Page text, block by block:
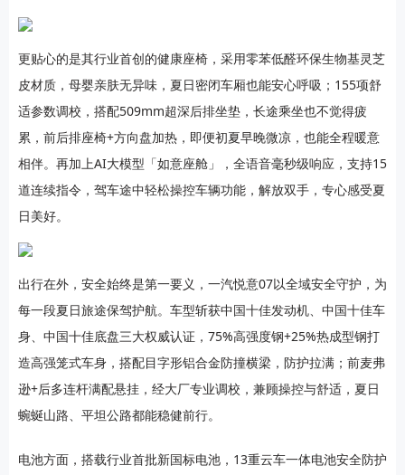
更贴心的是其行业首创的健康座椅，采用零苯低醛环保生物基灵芝
皮材质，母婴亲肤无异味，夏日密闭车厢也能安心呼吸；155项舒
适参数调校，搭配509mm超深后排坐垫，长途乘坐也不觉得疲
累，前后排座椅+方向盘加热，即便初夏早晚微凉，也能全程暖意
相伴。再加上AI大模型「如意座舱」，全语音毫秒级响应，支持15
道连续指令，驾车途中轻松操控车辆功能，解放双手，专心感受夏
日美好。
出行在外，安全始终是第一要义，一汽悦意07以全域安全守护，为
每一段夏日旅途保驾护航。车型斩获中国十佳发动机、中国十佳车
身、中国十佳底盘三大权威认证，75%高强度钢+25%热成型钢打
造高强笼式车身，搭配目字形铝合金防撞横梁，防护拉满；前麦弗
逊+后多连杆满配悬挂，经大厂专业调校，兼顾操控与舒适，夏日
蜿蜒山路、平坦公路都能稳健前行。
电池方面，搭载行业首批新国标电池，13重云车一体电池安全防护